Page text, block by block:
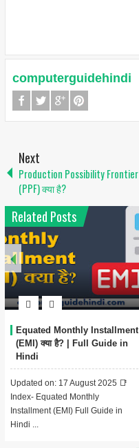
computerguidehindi
Next
Production Possibility Frontier
(PPF) क्या है?
Related Posts
Capital Budgeting क्या है?
Methods, Case Studies और
FAQs
📑 Index - Capital Budgeting
Complete Guide In Hindi Lesson
1: Capital Budgeting का परि...